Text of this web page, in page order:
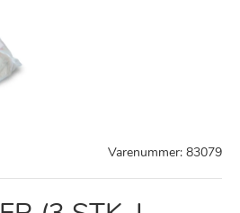
Varenummer: 83079